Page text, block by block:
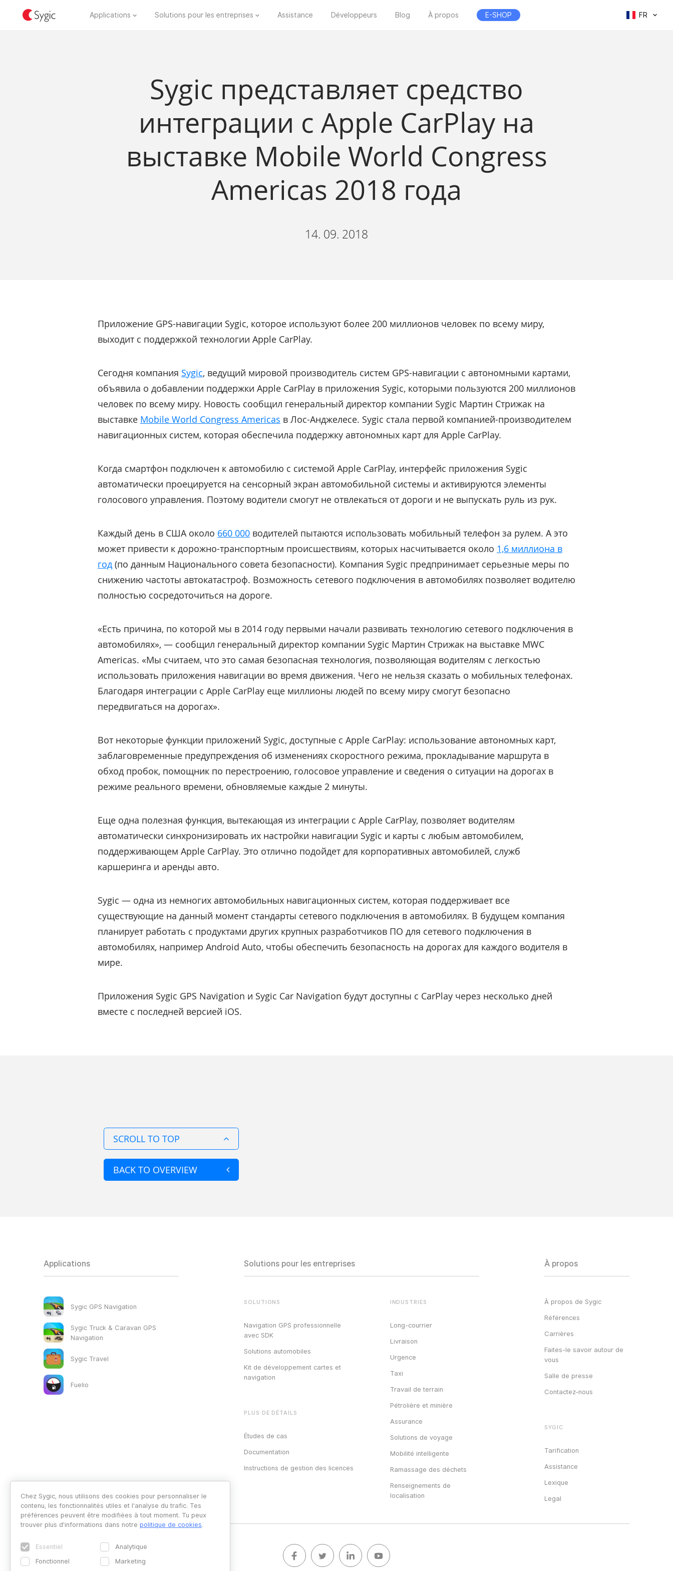
Applications Solutions pour les entreprises Assistance Développeurs Blog À propos E-SHOP FR
Sygic представляет средство
интеграции с Apple CarPlay на
выставке Mobile World Congress
Americas 2018 года
14. 09. 2018
Приложение GPS-навигации Sygic, которое используют более 200 миллионов человек по всему миру,
выходит с поддержкой технологии Apple CarPlay.
Сегодня компания Sygic, ведущий мировой производитель систем GPS-навигации с автономными картами,
объявила о добавлении поддержки Apple CarPlay в приложения Sygic, которыми пользуются 200 миллионов
человек по всему миру. Новость сообщил генеральный директор компании Sygic Мартин Стрижак на
выставке Mobile World Congress Americas в Лос-Анджелесе. Sygic стала первой компанией-производителем
навигационных систем, которая обеспечила поддержку автономных карт для Apple CarPlay.
Когда смартфон подключен к автомобилю с системой Apple CarPlay, интерфейс приложения Sygic
автоматически проецируется на сенсорный экран автомобильной системы и активируются элементы
голосового управления. Поэтому водители смогут не отвлекаться от дороги и не выпускать руль из рук.
Каждый день в США около 660 000 водителей пытаются использовать мобильный телефон за рулем. А это
может привести к дорожно-транспортным происшествиям, которых насчитывается около 1,6 миллиона в
год (по данным Национального совета безопасности). Компания Sygic предпринимает серьезные меры по
снижению частоты автокатастроф. Возможность сетевого подключения в автомобилях позволяет водителю
полностью сосредоточиться на дороге.
«Есть причина, по которой мы в 2014 году первыми начали развивать технологию сетевого подключения в
автомобилях», — сообщил генеральный директор компании Sygic Мартин Стрижак на выставке MWC
Americas. «Мы считаем, что это самая безопасная технология, позволяющая водителям с легкостью
использовать приложения навигации во время движения. Чего не нельзя сказать о мобильных телефонах.
Благодаря интеграции с Apple CarPlay еще миллионы людей по всему миру смогут безопасно
передвигаться на дорогах».
Вот некоторые функции приложений Sygic, доступные с Apple CarPlay: использование автономных карт,
заблаговременные предупреждения об изменениях скоростного режима, прокладывание маршрута в
обход пробок, помощник по перестроению, голосовое управление и сведения о ситуации на дорогах в
режиме реального времени, обновляемые каждые 2 минуты.
Еще одна полезная функция, вытекающая из интеграции с Apple CarPlay, позволяет водителям
автоматически синхронизировать их настройки навигации Sygic и карты с любым автомобилем,
поддерживающем Apple CarPlay. Это отлично подойдет для корпоративных автомобилей, служб
каршеринга и аренды авто.
Sygic — одна из немногих автомобильных навигационных систем, которая поддерживает все
существующие на данный момент стандарты сетевого подключения в автомобилях. В будущем компания
планирует работать с продуктами других крупных разработчиков ПО для сетевого подключения в
автомобилях, например Android Auto, чтобы обеспечить безопасность на дорогах для каждого водителя в
мире.
Приложения Sygic GPS Navigation и Sygic Car Navigation будут доступны с CarPlay через несколько дней
вместе с последней версией iOS.
SCROLL TO TOP
BACK TO OVERVIEW
Applications
Sygic GPS Navigation
Sygic Truck & Caravan GPS
Navigation
Sygic Travel
Fuelio
Solutions pour les entreprises
SOLUTIONS
Navigation GPS professionnelle
avec SDK
Solutions automobiles
Kit de développement cartes et
navigation
PLUS DE DÉTAILS
Études de cas
Documentation
Instructions de gestion des licences
INDUSTRIES
Long-courrier
Livraison
Urgence
Taxi
Travail de terrain
Pétrolière et minière
Assurance
Solutions de voyage
Mobilité intelligente
Ramassage des déchets
Renseignements de
localisation
À propos
À propos de Sygic
Références
Carrières
Faites-le savoir autour de
vous
Salle de presse
Contactez‑nous
SYGIC
Tarification
Assistance
Lexique
Legal
Chez Sygic, nous utilisons des cookies pour personnaliser le
contenu, les fonctionnalités utiles et l'analyse du trafic. Tes
préférences peuvent être modifiées à tout moment. Tu peux
trouver plus d'informations dans notre politique de cookies.
Essentiel
Analytique
Fonctionnel
Marketing